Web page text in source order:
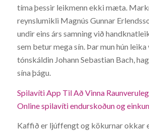
tíma þessir leikmenn ekki mæta.
reynslumikli Magnús Gunnar
undir eins árs samning við
sem betur mega sín. Þar mun hún
tónskáldin Johann Sebastian Bach,
sína þágu.
Spilavíti App Til Að Vinna
Online spilavíti endurskoðun og
Kaffið er ljúffengt og kökurnar okkar